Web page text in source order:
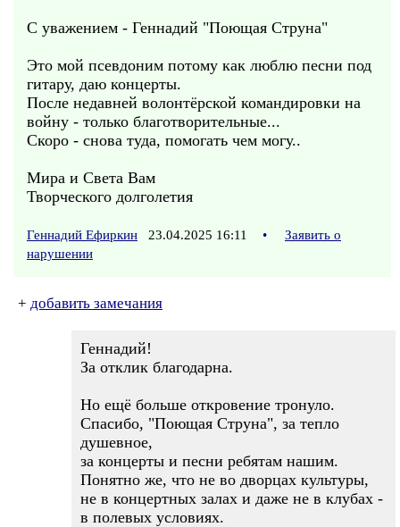
С уважением - Геннадий "Поющая Струна"
Это мой псевдоним потому как люблю песни под
гитару, даю концерты.
После недавней волонтёрской командировки на
войну - только благотворительные...
Скоро - снова туда, помогать чем могу..
Мира и Света Вам
Творческого долголетия
Геннадий Ефиркин 23.04.2025 16:11 •
Заявить о
нарушении
+ добавить замечания
Геннадий!
За отклик благодарна.
Но ещё больше откровение тронуло.
Спасибо, "Поющая Струна", за тепло
душевное,
за концерты и песни ребятам нашим.
Понятно же, что не во дворцах культуры,
не в концертных залах и даже не в клубах -
в полевых условиях.